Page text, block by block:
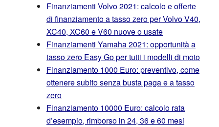
Finanziamenti Volvo 2021: calcolo e offerte
di finanziamento a tasso zero per Volvo V40,
XC40, XC60 e V60 nuove o usate
Finanziamenti Yamaha 2021: opportunità a
tasso zero Easy Go per tutti i modelli di moto
Finanziamento 1000 Euro: preventivo, come
ottenere subito senza busta paga e a tasso
zero
Finanziamento 10000 Euro: calcolo rata
d’esempio, rimborso in 24, 36 e 60 mesi